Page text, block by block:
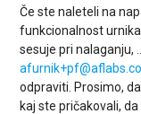
Če ste naleteli na
funkcionalnost
sesuje pri nalaganju,
odpraviti. Prosimo,
kaj ste pričakovali,